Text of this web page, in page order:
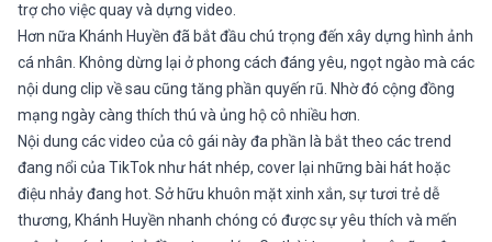
trợ cho việc quay và dựng video.
Hơn nữa Khánh Huyền đã bắt đầu chú trọng đến xây dựng hình ảnh
cá nhân. Không dừng lại ở phong cách đáng yêu, ngọt ngào mà các
nội dung clip về sau cũng tăng phần quyến rũ. Nhờ đó cộng đồng
mạng ngày càng thích thú và ủng hộ cô nhiều hơn.
Nội dung các video của cô gái này đa phần là bắt theo các trend
đang nổi của TikTok như hát nhép, cover lại những bài hát hoặc
điệu nhảy đang hot. Sở hữu khuôn mặt xinh xắn, sự tươi trẻ dễ
thương, Khánh Huyền nhanh chóng có được sự yêu thích và mến